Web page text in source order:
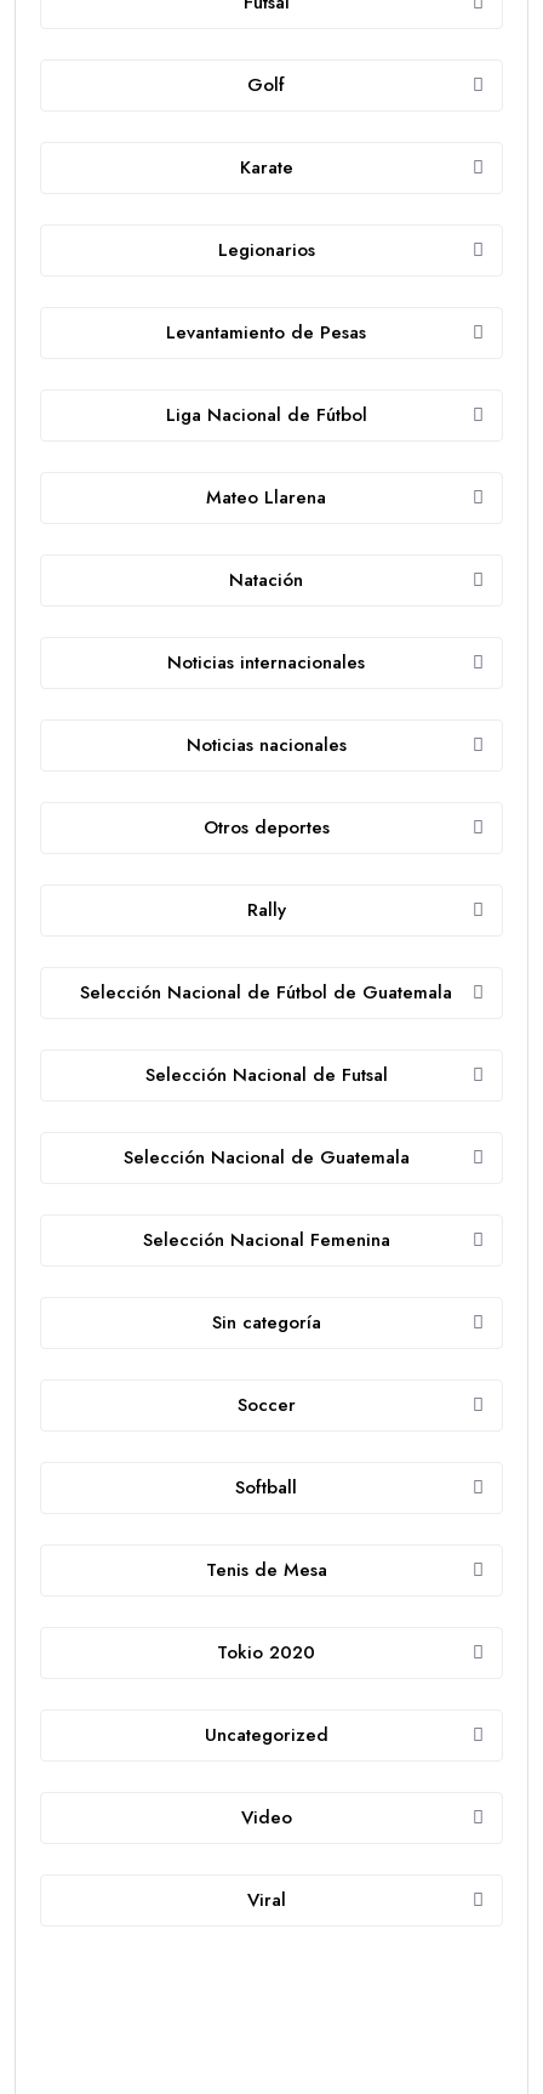
Golf
Karate
Legionarios
Levantamiento de Pesas
Liga Nacional de Fútbol
Mateo Llarena
Natación
Noticias internacionales
Noticias nacionales
Otros deportes
Rally
Selección Nacional de Fútbol de Guatemala
Selección Nacional de Futsal
Selección Nacional de Guatemala
Selección Nacional Femenina
Sin categoría
Soccer
Softball
Tenis de Mesa
Tokio 2020
Uncategorized
Video
Viral